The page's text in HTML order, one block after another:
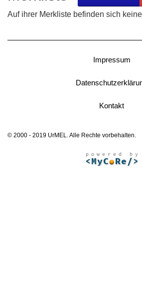
Auf ihrer Merkliste befinden sich
Impressum
Kontakt
© 2000 - 2019 UrMEL. Alle Rechte vorbehalten.